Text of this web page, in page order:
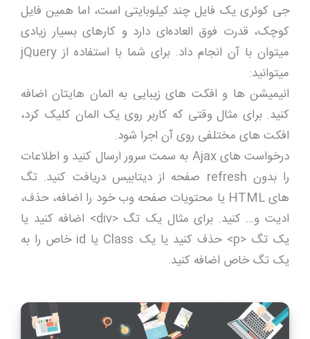
جی کوئری یک فایل چند کیلوبایتی است، اما همین فایل
کوچک، قدرت فوق العاده‌ای دارد و کارهای بسیار زیادی
میتوان با آن انجام داد. برای شما با استفاده از jQuery
میتوانید:
انیمیشن ها و افکت های زیبایی به المان هایتان اضافه
کنید. برای مثال وقتی که کاربر روی یک المان کلیک کرد،
افکت های مختلفی روی آن اجرا شود.
درخواست های Ajax به سمت سرور ارسال کنید و اطلاعات
را بدون refresh صفحه از دیتابیس دریافت کنید. تگ
های HTML یا محتویات صفحه وب خود را اضافه، حذف،
ادیت و… کنید. برای مثال یک تگ <div> اضافه کنید یا
یک تگ <p> حذف کنید یا یک Class یا id خاص را به
یک تگ خاص اضافه کنید.